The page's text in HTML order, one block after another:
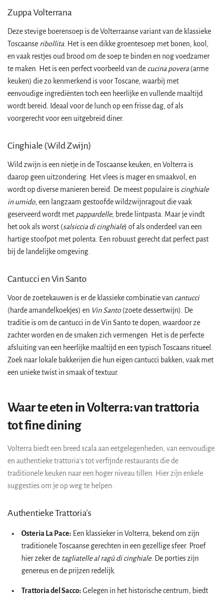
Zuppa Volterrana
Deze stevige boerensoep is de Volterraanse variant van de klassieke
Toscaanse ribollita. Het is een dikke groentesoep met bonen, kool,
en vaak restjes oud brood om de soep te binden en nog voedzamer
te maken. Het is een perfect voorbeeld van de cucina povera(arme
keuken) die zo kenmerkend is voor Toscane, waarbij met
eenvoudige ingrediënten toch een heerlijke en vullende maaltijd
wordt bereid. Ideaal voor de lunch op een frisse dag, of als
voorgerecht voor een uitgebreid diner.
Cinghiale (Wild Zwijn)
Wild zwijn is een nietje in de Toscaanse keuken, en Volterra is
daarop geen uitzondering. Het vlees is mager en smaakvol, en
wordt op diverse manieren bereid. De meest populaire is cinghiale
in umido, een langzaam gestoofde wildzwijnragout die vaak
geserveerd wordt met pappardelle, brede lintpasta. Maar je vindt
het ook als worst (salsiccia di cinghiale) of als onderdeel van een
hartige stoofpot met polenta. Een robuust gerecht dat perfect past
bij de landelijke omgeving.
Cantucci en Vin Santo
Voor de zoetekauwen is er de klassieke combinatie van cantucci
(harde amandelkoekjes) en Vin Santo(zoete dessertwijn). De
traditie is om de cantucci in de Vin Santo te dopen, waardoor ze
zachter worden en de smaken zich vermengen. Het is de perfecte
afsluiting van een heerlijke maaltijd en een typisch Toscaans ritueel.
Zoek naar lokale bakkerijen die hun eigen cantucci bakken, vaak met
een unieke twist in smaak of textuur.
Waar te eten in Volterra: van trattoria
tot fine dining
Volterra biedt een breed scala aan eetgelegenheden, van eenvoudige
en authentieke trattoria's tot verfijnde restaurants die de
traditionele keuken naar een hoger niveau tillen. Hier zijn enkele
suggesties om je op weg te helpen.
Authentieke Trattoria's
Osteria La Pace: Een klassieker in Volterra, bekend om zijn
traditionele Toscaanse gerechten in een gezellige sfeer. Proef
hier zeker de tagliatelle al ragù di cinghiale. De porties zijn
genereus en de prijzen redelijk.
Trattoria del Sacco: Gelegen in het historische centrum, biedt